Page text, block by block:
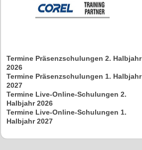
Termine Präsenzschulungen 2. Halbjahr
2026
Termine Präsenzschulungen 1. Halbjahr
2027
Termine Live-Online-Schulungen 2.
Halbjahr 2026
Termine Live-Online-Schulungen 1.
Halbjahr 2027